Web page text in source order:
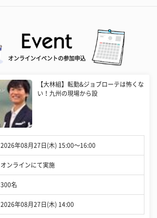
オンラインイベントの参加申込
【大林組】転勤&ジョブローテは怖くな
い！九州の現場から設
2026年08月27日(木) 15:00〜16:00
オンラインにて実施
300名
2026年08月27日(木) 14:00